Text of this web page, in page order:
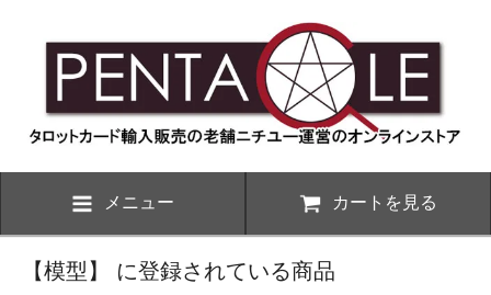
メニュー カートを見る
【模型】 に登録されている商品